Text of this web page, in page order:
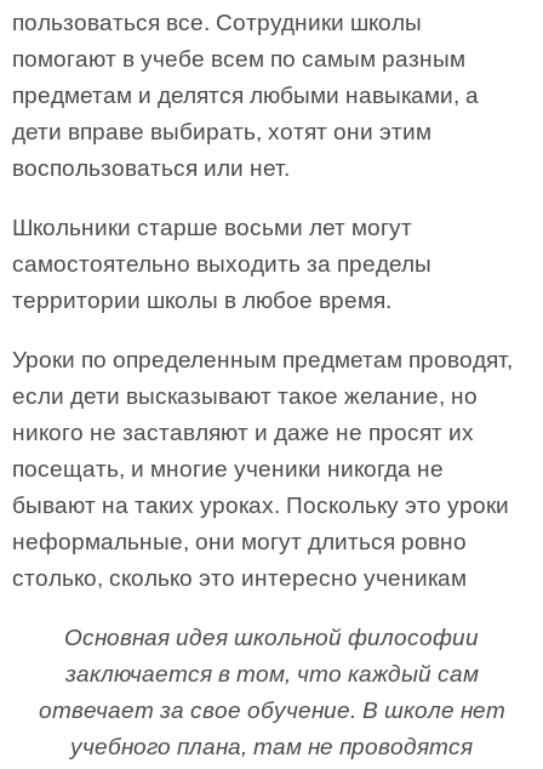
пользоваться все. Сотрудники школы
помогают в учебе всем по самым разным
предметам и делятся любыми навыками, а
дети вправе выбирать, хотят они этим
воспользоваться или нет.
Школьники старше восьми лет могут
самостоятельно выходить за пределы
территории школы в любое время.
Уроки по определенным предметам проводят,
если дети высказывают такое желание, но
никого не заставляют и даже не просят их
посещать, и многие ученики никогда не
бывают на таких уроках. Поскольку это уроки
неформальные, они могут длиться ровно
столько, сколько это интересно ученикам
Основная идея школьной философии
заключается в том, что каждый сам
отвечает за свое обучение. В школе нет
учебного плана, там не проводятся